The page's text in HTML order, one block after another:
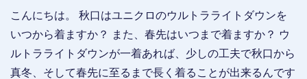
こんにちは。 秋口はユニクロのウルトラライトダウンを
いつから着ますか？ また、春先はいつまで着ますか？ ウ
ルトラライトダウンが一着あれば、少しの工夫で秋口から
真冬、そして春先に至るまで長く着ることが出来るんです